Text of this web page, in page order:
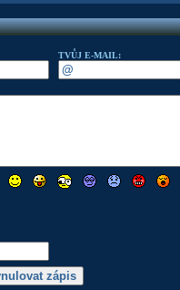
TVŮJ E-MAIL: